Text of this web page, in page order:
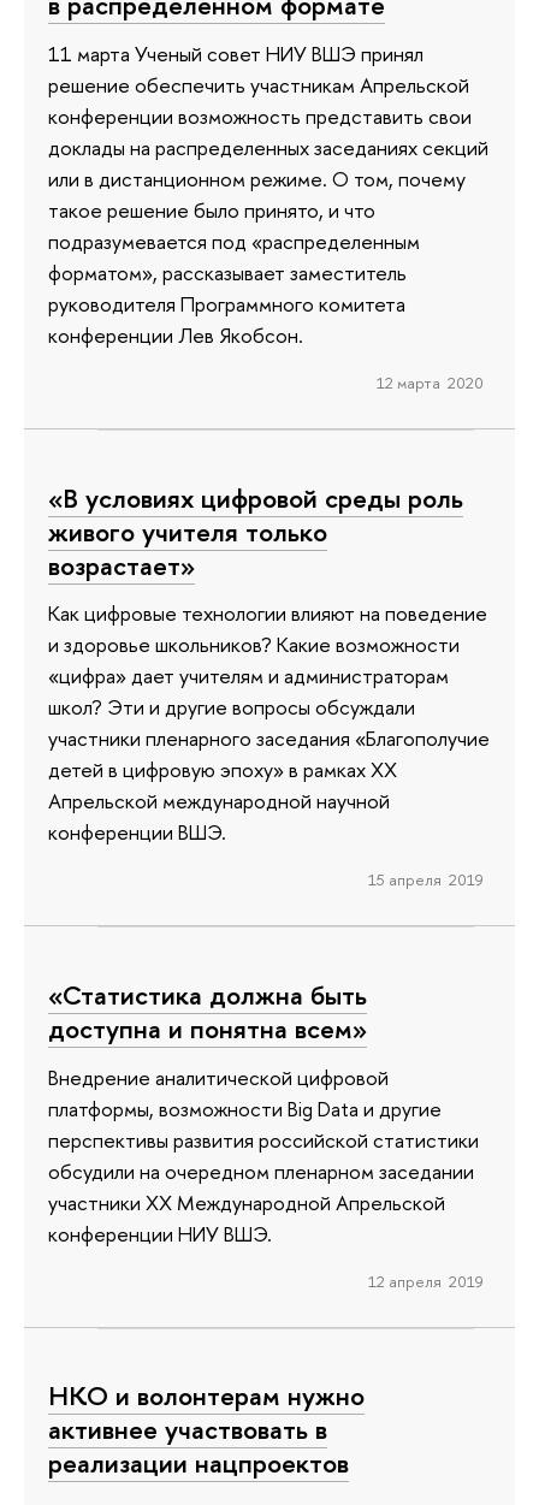
11 марта Ученый совет НИУ ВШЭ принял
решение обеспечить участникам Апрельской
конференции возможность представить свои
доклады на распределенных заседаниях секций
или в дистанционном режиме. О том, почему
такое решение было принято, и что
подразумевается под «распределенным
форматом», рассказывает заместитель
руководителя Программного комитета
конференции Лев Якобсон.
12 марта 2020
«В условиях цифровой среды роль
живого учителя только
возрастает»
Как цифровые технологии влияют на поведение
и здоровье школьников? Какие возможности
«цифра» дает учителям и администраторам
школ? Эти и другие вопросы обсуждали
участники пленарного заседания «Благополучие
детей в цифровую эпоху» в рамках XX
Апрельской международной научной
конференции ВШЭ.
15 апреля 2019
«Статистика должна быть
доступна и понятна всем»
Внедрение аналитической цифровой
платформы, возможности Big Data и другие
перспективы развития российской статистики
обсудили на очередном пленарном заседании
участники ХХ Международной Апрельской
конференции НИУ ВШЭ.
12 апреля 2019
НКО и волонтерам нужно
активнее участвовать в
реализации нацпроектов